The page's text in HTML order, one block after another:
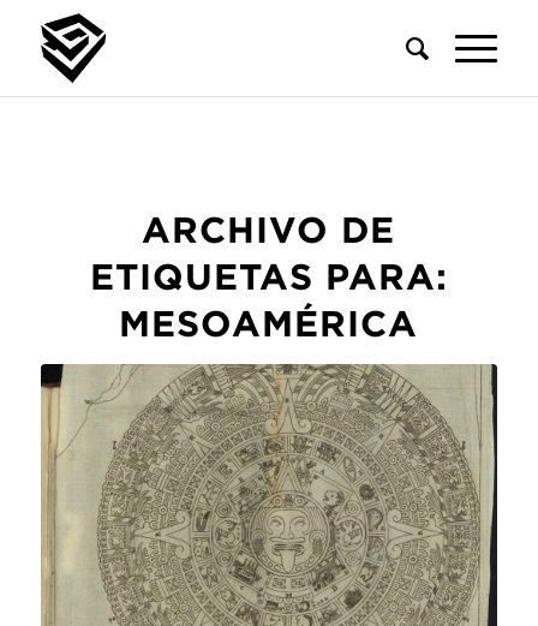
ARCHIVO DE
ETIQUETAS PARA:
MESOAMÉRICA